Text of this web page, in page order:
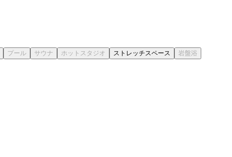
ストレッチスペース